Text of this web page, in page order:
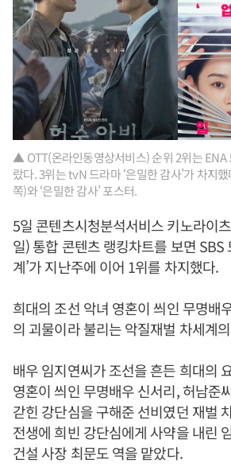
▲ OTT(온라인동영상서비스) 순위 2위는 ENA
랐다. 3위는 tvN 드라마 ‘은밀한 감사’가 차지했
쪽)와 ‘은밀한 감사’ 포스터.
5일 콘텐츠시청분석서비스 키노라이
일) 통합 콘텐츠 랭킹차트를 보면 SBS
계’가 지난주에 이어 1위를 차지했다.
희대의 조선 악녀 영혼이 씌인 무명배
의 괴물이라 불리는 악질재벌 차세계
배우 임지연씨가 조선을 흔든 희대의
영혼이 씌인 무명배우 신서리, 허남준
갇힌 강단심을 구해준 선비였던 재벌
전생에 희빈 강단심에게 사약을 내린
건설 사장 최문도 역을 맡았다.